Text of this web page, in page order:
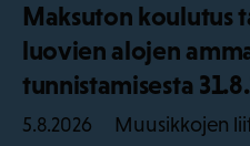
Maksuton koulutus
luovien alojen
tunnistamisesta
5.8.2026 Muusikkojen